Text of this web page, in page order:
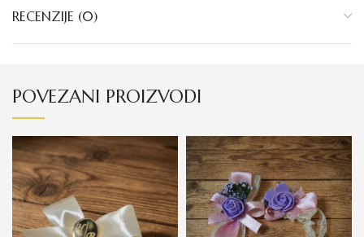
RECENZIJE (0)
POVEZANI PROIZVODI